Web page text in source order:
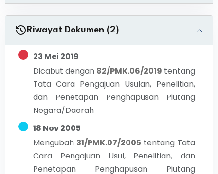
Riwayat Dokumen (2)
23 Mei 2019
Dicabut dengan 82/PMK.06/2019 tentang
Tata Cara Pengajuan Usulan, Penelitian,
dan Penetapan Penghapusan Piutang
Negara/Daerah
18 Nov 2005
Mengubah 31/PMK.07/2005 tentang Tata
Cara Pengajuan Usul, Penelitian, dan
Penetapan Penghapusan Piutang